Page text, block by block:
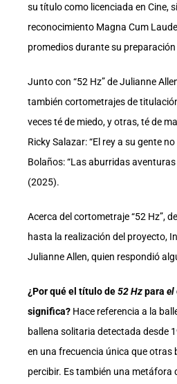
su título como licenciada en Cine,
reconocimiento Magna Cum
promedios durante su
Junto con “52 Hz” de Julianne
también cortometrajes de
veces té de miedo, y otras, té de
Ricky Salazar: “El rey a su gente
Bolaños: “Las aburridas
(2025).
Acerca del cortometraje “52 Hz”,
hasta la realización del proyecto,
Julianne Allen, quien respondió
¿Por qué el título de52 Hzpara el
significa? Hace referencia a la
ballena solitaria detectada desde
en una frecuencia única que otras
percibir. Es también una metáfora